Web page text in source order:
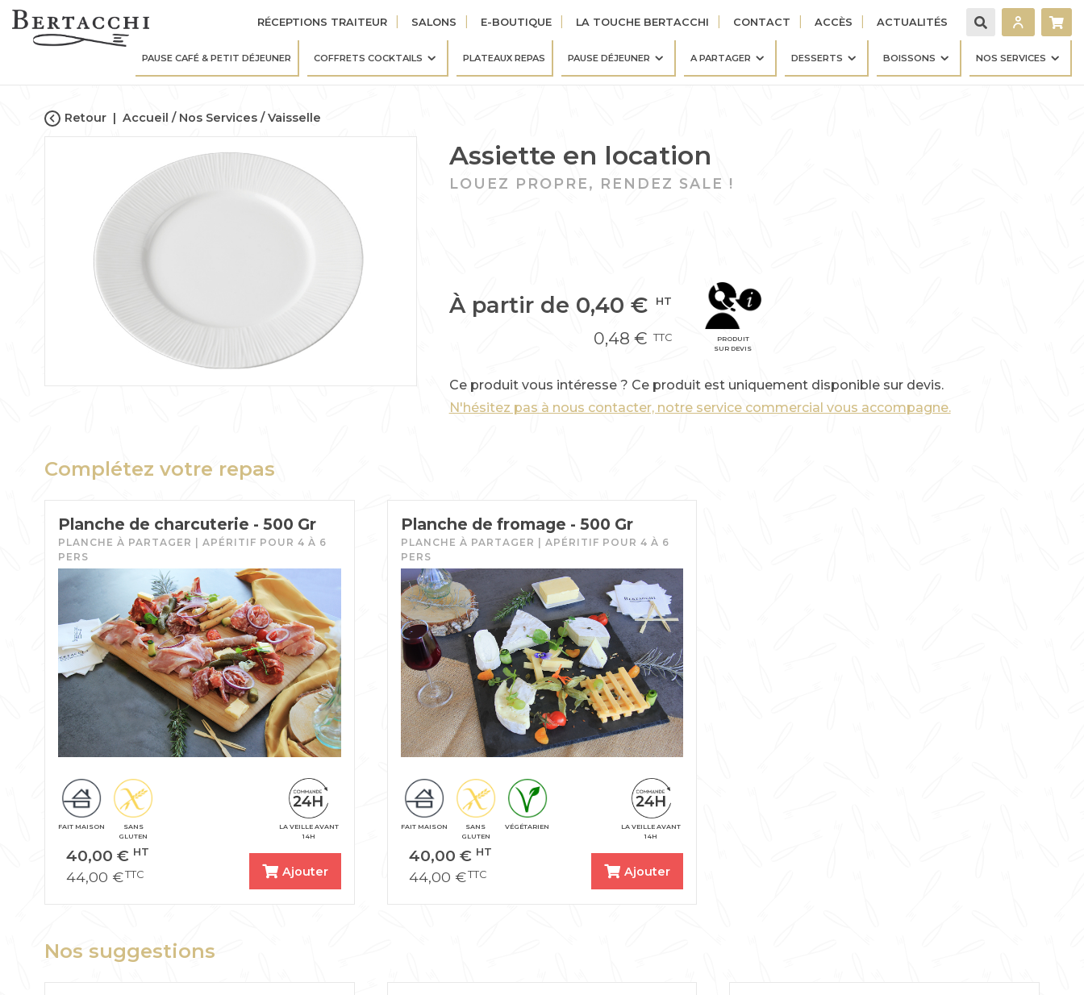
RÉCEPTIONS TRAITEUR SALONS E-BOUTIQUE LA TOUCHE BERTACCHI CONTACT ACCÈS ACTUALITÉS
PAUSE CAFÉ & PETIT DÉJEUNER COFFRETS COCKTAILS PLATEAUX REPAS PAUSE DÉJEUNER A PARTAGER DESSERTS BOISSONS NOS SERVICES
Retour | Accueil Nos Services Vaisselle
Assiette en location
LOUEZ PROPRE, RENDEZ SALE !
PRODUIT
SUR DEVIS
À partir de 0,40 € HT
0,48 € TTC
Ce produit vous intéresse ? Ce produit est uniquement disponible sur devis.
N'hésitez pas à nous contacter, notre service commercial vous accompagne.
Complétez votre repas
Planche de charcuterie - 500 Gr
PLANCHE À PARTAGER | APÉRITIF POUR 4 À 6
PERS
LA VEILLE AVANT
14H
FAIT MAISON
SANS
GLUTEN
40,00 € HT
44,00 €TTC Ajouter
Planche de fromage - 500 Gr
PLANCHE À PARTAGER | APÉRITIF POUR 4 À 6
PERS
LA VEILLE AVANT
14H
FAIT MAISON
SANS
GLUTEN
VÉGÉTARIEN
40,00 € HT
44,00 €TTC Ajouter
Nos suggestions